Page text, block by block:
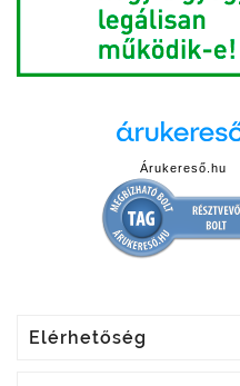
Árukereső.hu
Elérhetőség